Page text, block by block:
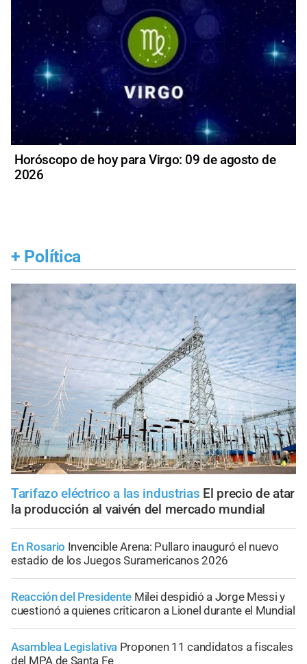
Horóscopo de hoy para Virgo: 09 de agosto de
2026
+ Política
Tarifazo eléctrico a las industrias El precio de atar
la producción al vaivén del mercado mundial
En Rosario Invencible Arena: Pullaro inauguró el nuevo
estadio de los Juegos Suramericanos 2026
Reacción del Presidente Milei despidió a Jorge Messi y
cuestionó a quienes criticaron a Lionel durante el Mundial
Asamblea Legislativa Proponen 11 candidatos a fiscales
del MPA de Santa Fe